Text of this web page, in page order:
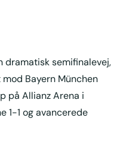
dramatisk semifinalevej,
Bayern München
på Allianz Arena i
1-1 og avancerede